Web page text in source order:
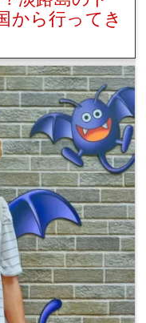
から行ってき